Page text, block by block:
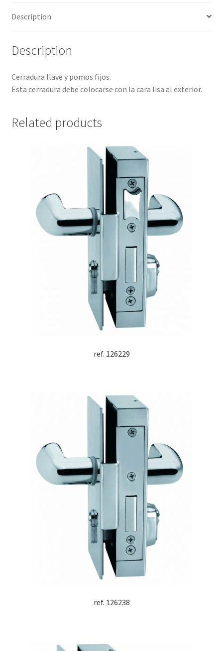
Description
Description
Cerradura llave y pomos fijos.
Esta cerradura debe colocarse con la cara lisa al exterior.
Related products
ref. 126229
ref. 126238